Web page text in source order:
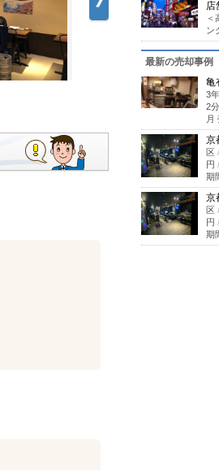
店
＜
ン
最新の売却事例
亀
3年
2分
月
京
区 /
円 /
期
京
区 /
円 /
期